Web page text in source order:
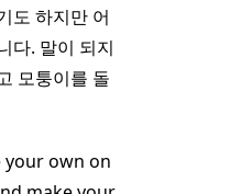
도 하지만 어
다. 말이 되지
모퉁이를 돌
your own on